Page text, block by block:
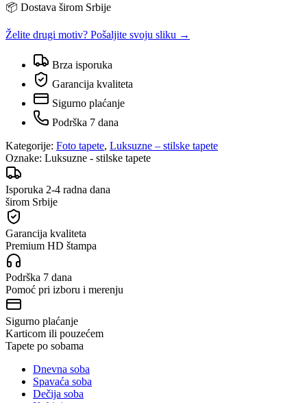
📦 Dostava širom Srbije
Želite drugi motiv? Pošaljite svoju sliku →
Brza isporuka
Garancija kvaliteta
Sigurno plaćanje
Podrška 7 dana
Kategorije: Foto tapete, Luksuzne – stilske tapete
Oznake: Luksuzne - stilske tapete
Isporuka 2-4 radna dana
širom Srbije
Garancija kvaliteta
Premium HD štampa
Podrška 7 dana
Pomoć pri izboru i merenju
Sigurno plaćanje
Karticom ili pouzećem
Tapete po sobama
Dnevna soba
Spavaća soba
Dečija soba